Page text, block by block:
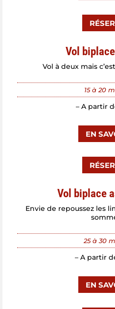
Vol
Vol à deux mais
15 à 20
– A partir
EN
Vol biplace
Envie de repoussez les
25 à 30
– A partir
EN